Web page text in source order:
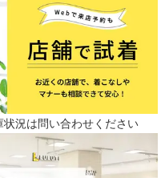
況は問い合わせください